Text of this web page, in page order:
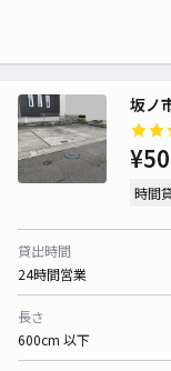
坂ノ
時間
貸出時間
24時間営業
長さ
600cm 以下